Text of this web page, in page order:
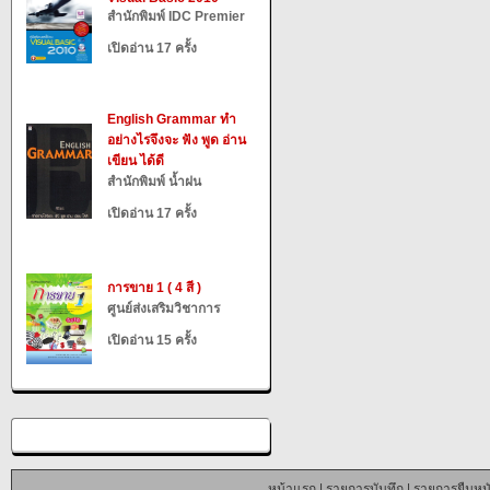
สำนักพิมพ์ IDC Premier
เปิดอ่าน 17 ครั้ง
English Grammar ทำ
อย่างไรจึงจะ ฟัง พูด อ่าน
เขียน ได้ดี
สำนักพิมพ์ น้ำฝน
เปิดอ่าน 17 ครั้ง
การขาย 1 ( 4 สี )
ศูนย์ส่งเสริมวิชาการ
เปิดอ่าน 15 ครั้ง